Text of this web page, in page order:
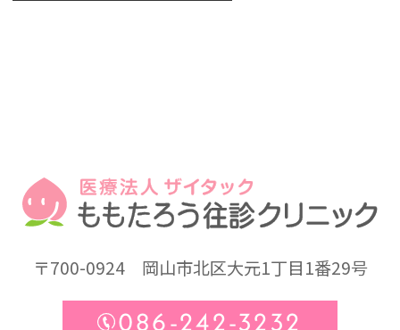
〒700-0924岡山市北区大元1丁目1番29号
086-242-3232